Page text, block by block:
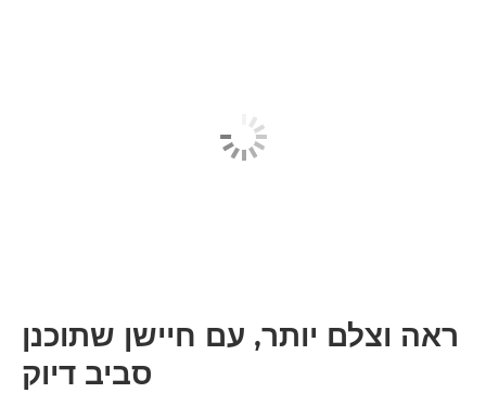
ראה וצלם יותר, עם חיישן שתוכנן
סביב דיוק